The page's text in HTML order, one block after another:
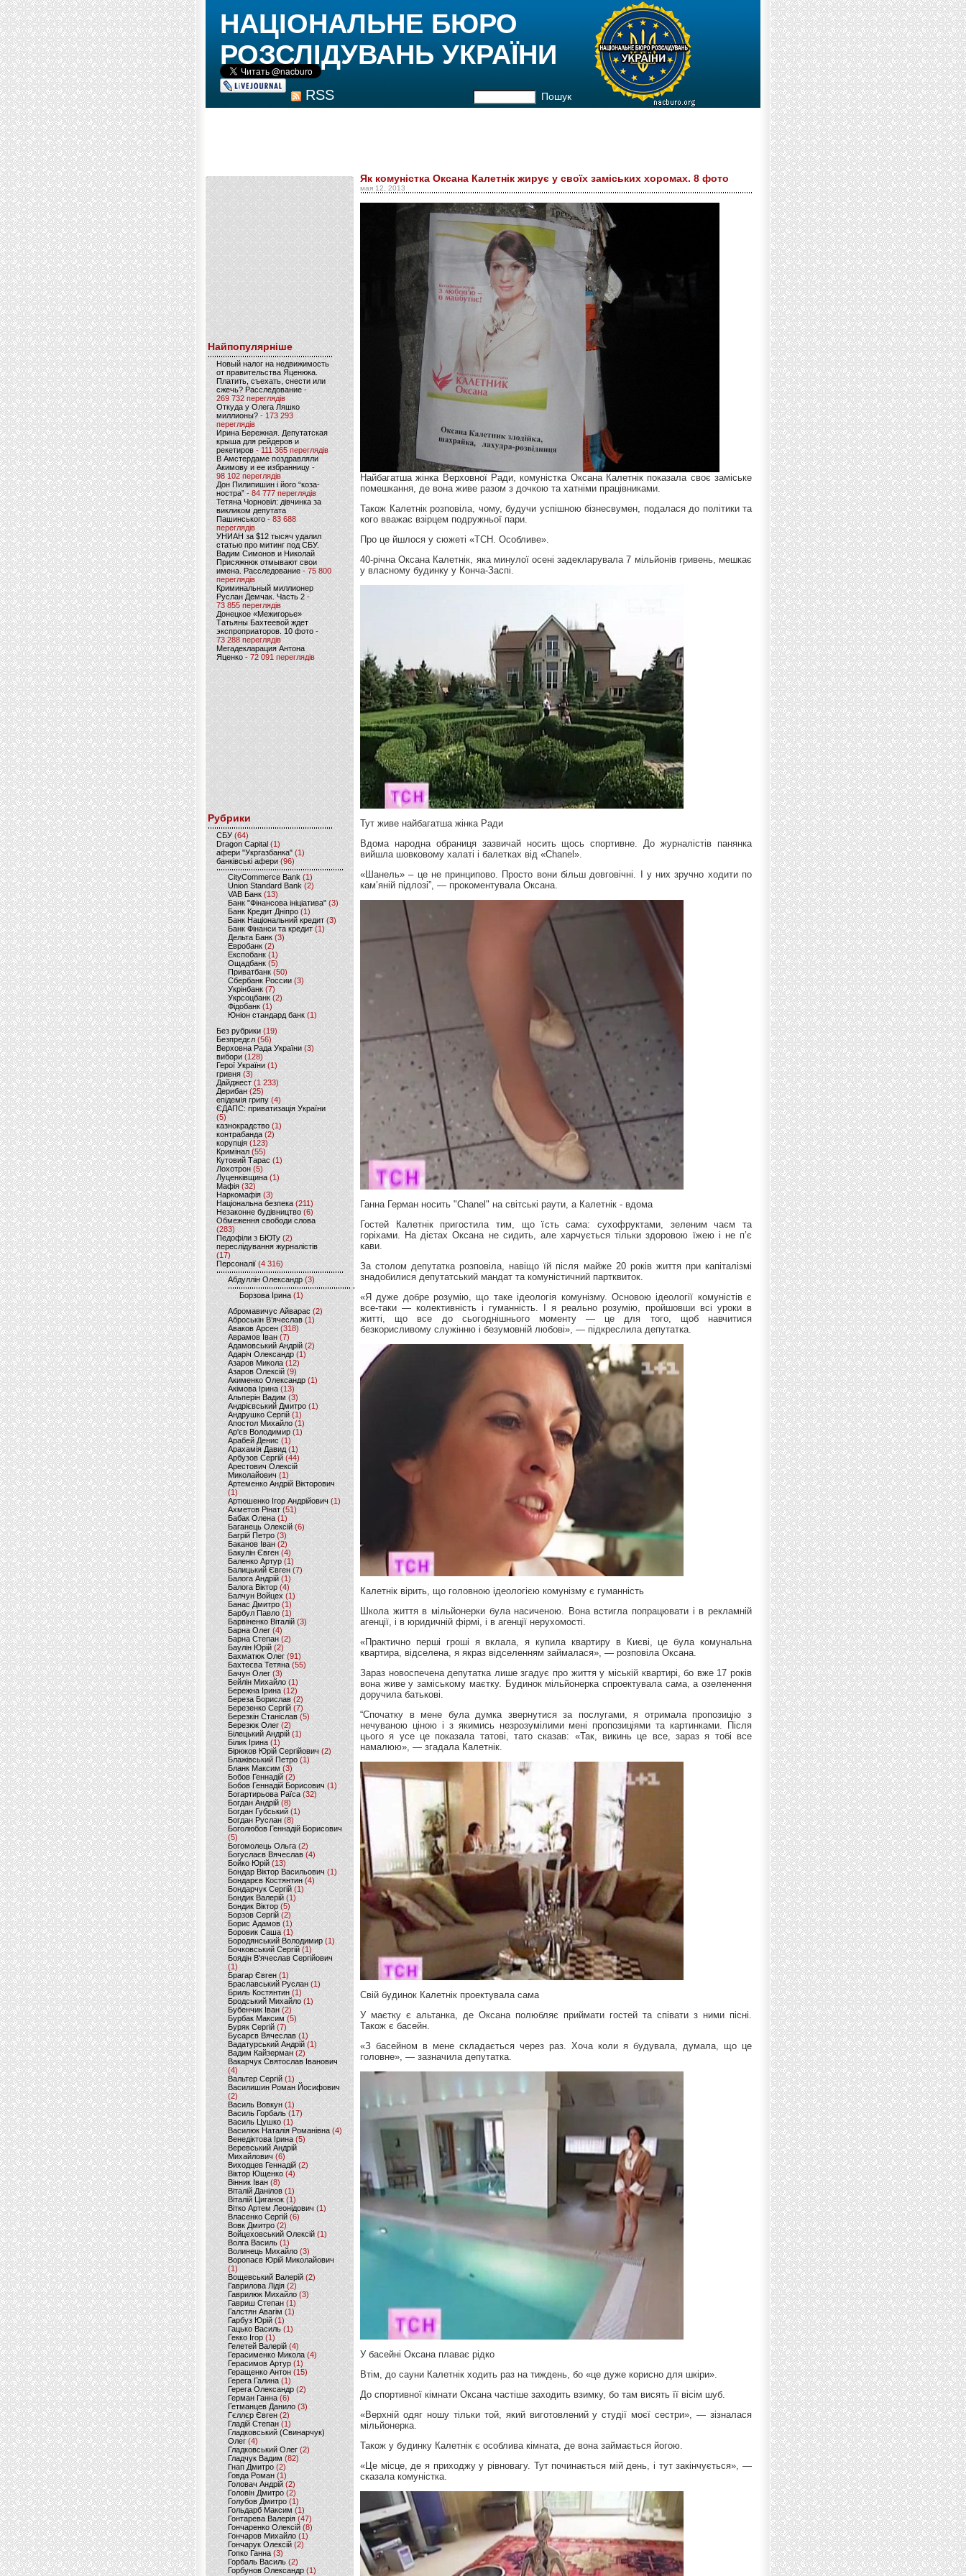
RSS Пошук
НАЦІОНАЛЬНЕ БЮРО
РОЗСЛІДУВАНЬ УКРАЇНИ
Найпопулярніше
Новый налог на недвижимость
от правительства Яценюка.
Платить, съехать, снести или
сжечь? Расследование-
269 732 переглядів
Откуда у Олега Ляшко
миллионы? - 173 293
переглядів
Ирина Бережная. Депутатская
крыша для рейдеров и
рекетиров - 111 365 переглядів
В Амстердаме поздравляли
Акимову и ее избранницу -
98 102 переглядів
Дон Пилипишин і його “коза-
ностра” - 84 777 переглядів
Тетяна Чорновіл: дівчинка за
викликом депутата
Пашинського- 83 688
переглядів
УНИАН за $12 тысяч удалил
статью про митинг под СБУ.
Вадим Симонов и Николай
Присяжнюк отмывают свои
имена. Расследование - 75 800
переглядів
Криминальный миллионер
Руслан Демчак. Часть 2-
73 855 переглядів
Донецкое «Межигорье»
Татьяны Бахтеевой ждет
экспроприаторов. 10 фото -
73 288 переглядів
Мегадекларация Антона
Яценко - 72 091 переглядів
Рубрики
CБУ (64)
Dragon Capital (1)
афери "Укргазбанка" (1)
банківські афери (96)
CityCommerce Bank (1)
Union Standard Bank (2)
VAB Банк (13)
Банк "Фінансова ініціатива" (3)
Банк Кредит Дніпро (1)
Банк Національний кредит (3)
Банк Фінанси та кредит (1)
Дельта Банк (3)
Евробанк(2)
Експобанк (1)
Ощадбанк(5)
Приватбанк (50)
Сбербанк России (3)
Укрінбанк(7)
Укрсоцбанк (2)
Фідобанк (1)
Юніон стандард банк(1)
Без рубрики (19)
Безпредєл(56)
Верховна Рада України (3)
вибори(128)
Герої України(1)
гривня (3)
Дайджест (1 233)
Дерибан (25)
епідемія грипу (4)
ЄДАПС: приватизація України
(5)
казнокрадство (1)
контрабанда (2)
корупція (123)
Кримінал (55)
Кутовий Тарас (1)
Лохотрон(5)
Луценківщина (1)
Мафія (32)
Наркомафія (3)
Національна безпека (211)
Незаконне будівництво(6)
Обмеження свободи слова
(283)
Педофіли з БЮТу (2)
переслідування журналістів
(17)
Персоналії (4 316)
Абдуллін Олександр (3)
Борзова Ірина(1)
Абромавичус Айварас (2)
Аброськін В’ячеслав(1)
Аваков Арсен (318)
Аврамов Іван (7)
Адамовський Андрій(2)
Адаріч Олександр (1)
Азаров Микола (12)
Азаров Олексій (9)
Акименко Олександр(1)
Акімова Ірина(13)
Альперін Вадим (3)
Андрієвський Дмитро(1)
Андрушко Сергій(1)
Апостол Михайло(1)
Ар'єв Володимир (1)
Арабей Денис(1)
Арахамія Давид (1)
Арбузов Сергій (44)
Арестович Олексій
Миколайович(1)
Артеменко Андрій Вікторович
(1)
Артюшенко Ігор Андрійович(1)
Ахметов Рінат(51)
Бабак Олена(1)
Баганець Олексій(6)
Багрій Петро (3)
Баканов Іван(2)
Бакулін Євген (4)
Баленко Артур(1)
Балицький Євген(7)
Балога Андрій (1)
Балога Віктор (4)
Балчун Войцех (1)
Банас Дмитро (1)
Барбул Павло(1)
Барвіненко Віталій(3)
Барна Олег (4)
Барна Степан (2)
Баулін Юрій (2)
Бахматюк Олег (91)
Бахтеєва Тетяна(55)
Бачун Олег (3)
Бейлін Михайло (1)
Бережна Ірина(12)
Береза Борислав(2)
Березенко Сергій (7)
Березкін Станіслав (5)
Березюк Олег(2)
Білецький Андрій (1)
Білик Ірина (1)
Бірюков Юрій Сергійович (2)
Блажівський Петро (1)
Бланк Максим(3)
Бобов Геннадій (2)
Бобов Геннадій Борисович (1)
Богартирьова Раїса (32)
Богдан Андрій(8)
Богдан Губський (1)
Богдан Руслан(8)
Боголюбов Геннадій Борисович
(5)
Богомолець Ольга (2)
Богуслаєв Вячеслав (4)
Бойко Юрій (13)
Бондар Віктор Васильович (1)
Бондарєв Костянтин (4)
Бондарчук Сергій(1)
Бондик Валерій (1)
Бондик Віктор(5)
Борзов Сергiй (2)
Борис Адамов(1)
Боровик Саша (1)
Бородянський Володимир (1)
Бочковський Сергій (1)
Боядін В'ячеслав Сергійович
(1)
Брагар Євген (1)
Браславський Руслан (1)
Бриль Костянтин (1)
Бродський Михайло (1)
Бубенчик Іван(2)
Бурбак Максим (5)
Буряк Сергій (7)
Бусарєв Вячеслав (1)
Вадатурський Андрій (1)
Вадим Кайзерман (2)
Вакарчук Святослав Іванович
(4)
Вальтер Сергій (1)
Василишин Роман Йосифович
(2)
Василь Вовкун (1)
Василь Горбаль (17)
Василь Цушко (1)
Василюк Наталія Романівна (4)
Венедіктова Ірина(5)
Веревський Андрій
Михайлович (6)
Виходцев Геннадій (2)
Віктор Ющенко (4)
Вінник Іван (8)
Віталій Данілов (1)
Віталій Циганок (1)
Вітко Артем Леонідович(1)
Власенко Сергій (6)
Вовк Дмитро(2)
Войцеховський Олексій(1)
Волга Василь (1)
Волинець Михайло (3)
Воропаєв Юрій Миколайович
(1)
Вощевський Валерій(2)
Гаврилова Лідія (2)
Гаврилюк Михайло (3)
Гавриш Степан (1)
Галстян Авагім (1)
Гарбуз Юрій (1)
Гацько Василь (1)
Гекко Ігор(1)
Гелетей Валерій (4)
Герасименко Микола (4)
Герасимов Артур (1)
Геращенко Антон(15)
Герега Галина (1)
Герега Олександр (2)
Герман Ганна (6)
Гетманцев Данило (3)
Гєллєр Євген (2)
Гладій Степан(1)
Гладковський (Свинарчук)
Олег (4)
Гладковський Олег (2)
Гладчук Вадим (82)
Гнап Дмитро (2)
Говда Роман(1)
Головач Андрій (2)
Головін Дмитро (2)
Голубов Дмитро (1)
Гольдарб Максим(1)
Гонтарева Валерія (47)
Гончаренко Олексій(8)
Гончаров Михайло (1)
Гончарук Олексій (2)
Гопко Ганна (3)
Горбаль Василь (2)
Горбунов Олександр (1)
Як комуністка Оксана Калетнік жирує у своїх заміських хоромах. 8 фото
мая 12, 2013
Найбагатша жінка Верховної Ради, комуністка Оксана Калетнік показала своє заміське
помешкання, де вона живе разом з дочкою та хатніми працівниками.
Також Калетнік розповіла, чому, будучи успішною бізнесвумен, подалася до політики та
кого вважає взірцем подружньої пари.
Про це йшлося у сюжеті «ТСН. Особливе».
40-річна Оксана Калетнік, яка минулої осені задекларувала 7 мільйонів гривень, мешкає
у власному будинку у Конча-Заспі.
Тут живе найбагатша жінка Ради
Вдома народна обраниця зазвичай носить щось спортивне. До журналістів панянка
вийшла шовковому халаті і балетках від «Chanel».
«Шанель» – це не принципово. Просто вони більш довговічні. І у них зручно ходити по
кам’яній підлозі”, — прокоментувала Оксана.
Ганна Герман носить "Chanel" на світські раути, а Калетнік - вдома
Гостей Калетнік пригостила тим, що їсть сама: сухофруктами, зеленим чаєм та
горіхами. На дієтах Оксана не сидить, але харчується тільки здоровою їжею і не п’є
кави.
За столом депутатка розповіла, навіщо їй після майже 20 років життя при капіталізмі
знадобилися депутатський мандат та комуністичний партквиток.
«Я дуже добре розумію, що таке ідеологія комунізму. Основою ідеології комуністів є
все-таки — колективність і гуманність. І я реально розумію, пройшовши всі уроки в
житті, що все до сьогоднішнього моменту — це для того, щоб навчитися
безкорисливому служінню і безумовній любові», — підкреслила депутатка.
Калетнік вірить, що головною ідеологією комунізму є гуманність
Школа життя в мільйонерки була насиченою. Вона встигла попрацювати і в рекламній
агенції, і в юридичній фірмі, і в агенції нерухомості.
«Практично перші гроші я вклала, я купила квартиру в Києві, це була комунальна
квартира, відселена, я якраз відселенням займалася», — розповіла Оксана.
Зараз новоспечена депутатка лише згадує про життя у міській квартирі, бо вже 17 років
вона живе у заміському маєтку. Будинок мільйонерка спроектувала сама, а озеленення
доручила батькові.
“Спочатку в мене була думка звернутися за послугами, я отримала пропозицію з
нечуваною ціною і з якимись незрозумілими мені пропозиціями та картинками. Після
цього я усе це показала татові, тато сказав: «Так, викинь це все, зараз я тобі все
намалюю», — згадала Калетнік.
Свій будинок Калетнік проектувала сама
У маєтку є альтанка, де Оксана полюбляє приймати гостей та співати з ними пісні.
Також є басейн.
«З басейном в мене складається через раз. Хоча коли я будувала, думала, що це
головне», — зазначила депутатка.
У басейні Оксана плаває рідко
Втім, до сауни Калетнік ходить раз на тиждень, бо «це дуже корисно для шкіри».
До спортивної кімнати Оксана частіше заходить взимку, бо там висять її вісім шуб.
«Верхній одяг ношу тільки той, який виготовлений у студії моєї сестри», — зізналася
мільйонерка.
Також у будинку Калетнік є особлива кімната, де вона займається йогою.
«Це місце, де я приходжу у рівновагу. Тут починається мій день, і тут закінчується», —
сказала комуністка.